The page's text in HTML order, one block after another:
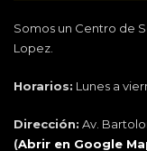
Somos un Centro de
Lopez.
Horarios: Lunes a
Dirección: Av.
(Abrir en Google